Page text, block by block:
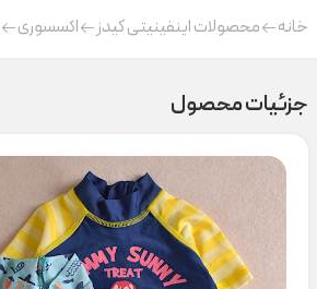
خانه محصولات اینفینیتی کیدز اکسسوری
جزئیات محصول